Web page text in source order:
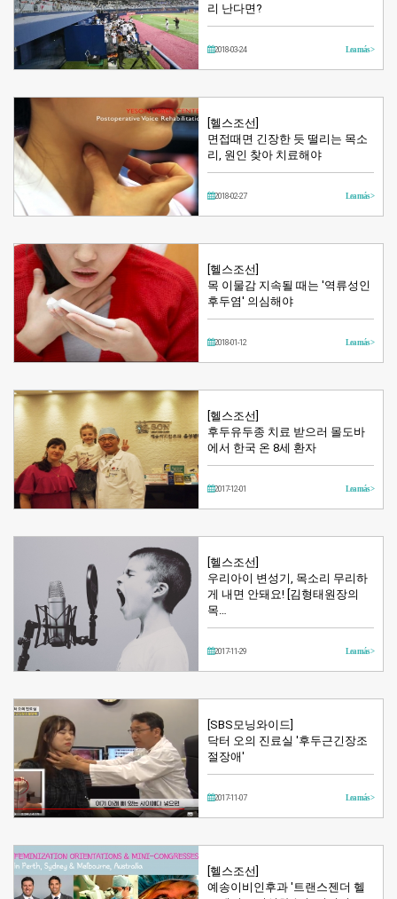
리 난다면?
2018-03-24 Lea más >
[헬스조선]
면접때면 긴장한 듯 떨리는 목소
리, 원인 찾아 치료해야
2018-02-27 Lea más >
[헬스조선]
목 이물감 지속될 때는 '역류성인
후두염' 의심해야
2018-01-12 Lea más >
[헬스조선]
후두유두종 치료 받으러 몰도바
에서 한국 온 8세 환자
2017-12-01 Lea más >
[헬스조선]
우리아이 변성기, 목소리 무리하
게 내면 안돼요! [김형태원장의
목…
2017-11-29 Lea más >
[SBS모닝와이드]
닥터 오의 진료실 '후두근긴장조
절장애'
2017-11-07 Lea más >
[헬스조선]
예송이비인후과 '트랜스젠더 헬